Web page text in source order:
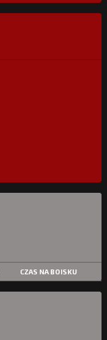
CZAS NA BOISKU